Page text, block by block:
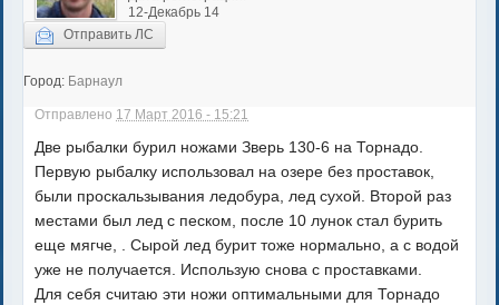
12-Декабрь 14
Отправить ЛС
Город: Барнаул
Отправлено 17 Март 2016 - 15:21
Две рыбалки бурил ножами Зверь 130-6 на Торнадо.
Первую рыбалку использовал на озере без проставок,
были проскальзывания ледобура, лед сухой. Второй раз
местами был лед с песком, после 10 лунок стал бурить
еще мягче, . Сырой лед бурит тоже нормально, а с водой
уже не получается. Использую снова с проставками.
Для себя считаю эти ножи оптимальными для Торнадо